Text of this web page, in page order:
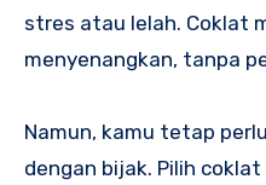
stres atau lelah. Coklat
menyenangkan, tanpa
Namun, kamu tetap
dengan bijak. Pilih